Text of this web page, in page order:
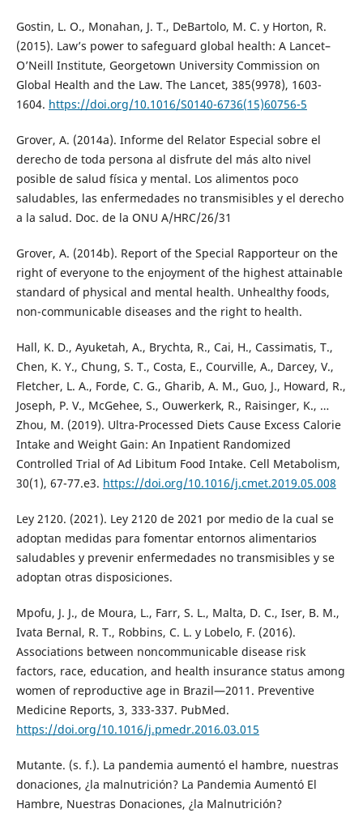
Gostin, L. O., Monahan, J. T., DeBartolo, M. C. y Horton, R.
(2015). Law’s power to safeguard global health: A Lancet–
O’Neill Institute, Georgetown University Commission on
Global Health and the Law. The Lancet, 385(9978), 1603-
1604. https://doi.org/10.1016/S0140-6736(15)60756-5
Grover, A. (2014a). Informe del Relator Especial sobre el
derecho de toda persona al disfrute del más alto nivel
posible de salud física y mental. Los alimentos poco
saludables, las enfermedades no transmisibles y el derecho
a la salud. Doc. de la ONU A/HRC/26/31
Grover, A. (2014b). Report of the Special Rapporteur on the
right of everyone to the enjoyment of the highest attainable
standard of physical and mental health. Unhealthy foods,
non-communicable diseases and the right to health.
Hall, K. D., Ayuketah, A., Brychta, R., Cai, H., Cassimatis, T.,
Chen, K. Y., Chung, S. T., Costa, E., Courville, A., Darcey, V.,
Fletcher, L. A., Forde, C. G., Gharib, A. M., Guo, J., Howard, R.,
Joseph, P. V., McGehee, S., Ouwerkerk, R., Raisinger, K., …
Zhou, M. (2019). Ultra-Processed Diets Cause Excess Calorie
Intake and Weight Gain: An Inpatient Randomized
Controlled Trial of Ad Libitum Food Intake. Cell Metabolism,
30(1), 67-77.e3. https://doi.org/10.1016/j.cmet.2019.05.008
Ley 2120. (2021). Ley 2120 de 2021 por medio de la cual se
adoptan medidas para fomentar entornos alimentarios
saludables y prevenir enfermedades no transmisibles y se
adoptan otras disposiciones.
Mpofu, J. J., de Moura, L., Farr, S. L., Malta, D. C., Iser, B. M.,
Ivata Bernal, R. T., Robbins, C. L. y Lobelo, F. (2016).
Associations between noncommunicable disease risk
factors, race, education, and health insurance status among
women of reproductive age in Brazil—2011. Preventive
Medicine Reports, 3, 333-337. PubMed.
https://doi.org/10.1016/j.pmedr.2016.03.015
Mutante. (s. f.). La pandemia aumentó el hambre, nuestras
donaciones, ¿la malnutrición? La Pandemia Aumentó El
Hambre, Nuestras Donaciones, ¿la Malnutrición?